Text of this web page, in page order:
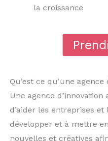
la croissance
Qu’est ce qu’une
Une agence
d’aider les entreprises et
développer et à mettre
nouvelles et créatives